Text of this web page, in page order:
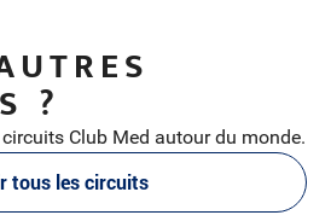
?
Club Med autour du monde.
tous les circuits